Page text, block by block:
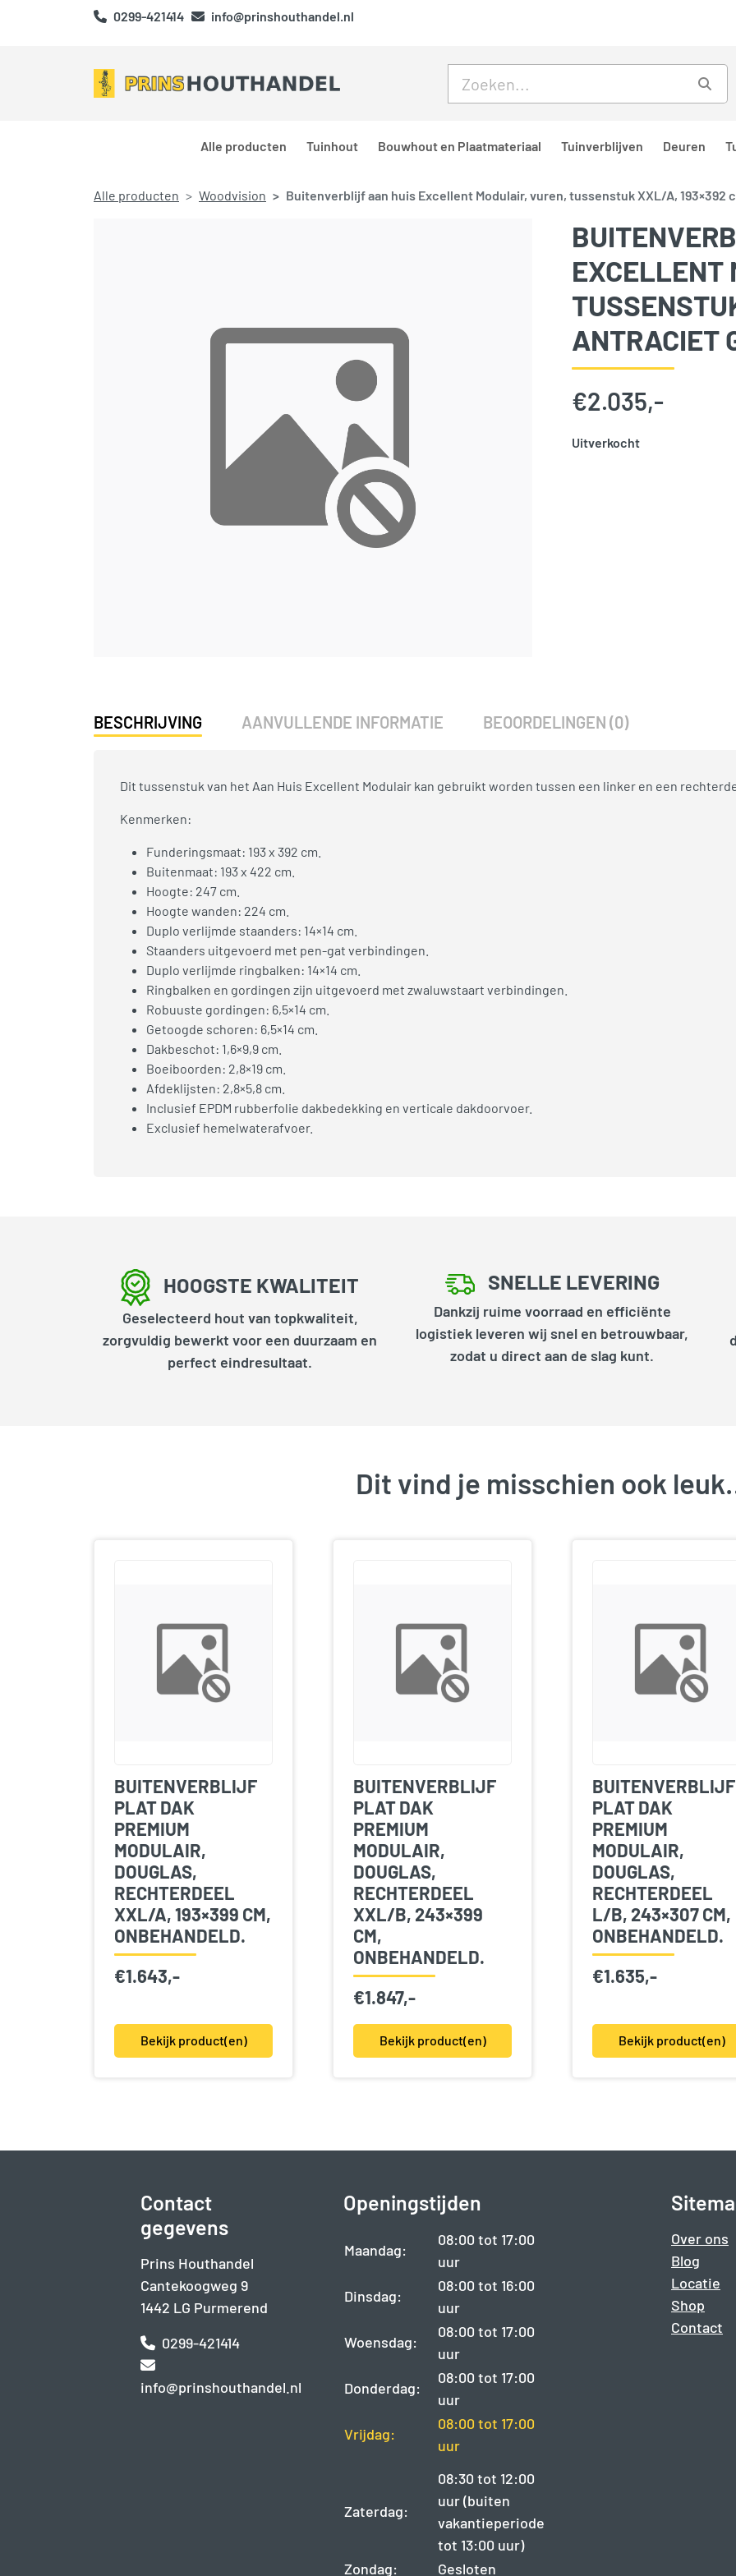
0299-421414 info@prinshouthandel.nl
Alle producten Tuinhout Bouwhout en Plaatmateriaal Tuinverblijven Deuren
Alle producten Woodvision Buitenverblijf aan huis Excellent Modulair, vuren, tussenstuk XXL/A, 193×392
EXCELLENT
ANTRACIET
€2.035,-
Uitverkocht
BESCHRIJVING AANVULLENDE INFORMATIE BEOORDELINGEN (0)
Dit tussenstuk van het Aan Huis Excellent Modulair kan gebruikt worden tussen een linker en een
Kenmerken:
Funderingsmaat: 193 x 392 cm.
Buitenmaat: 193 x 422 cm.
Hoogte: 247 cm.
Hoogte wanden: 224 cm.
Duplo verlijmde staanders: 14×14 cm.
Staanders uitgevoerd met pen-gat verbindingen.
Duplo verlijmde ringbalken: 14×14 cm.
Ringbalken en gordingen zijn uitgevoerd met zwaluwstaart verbindingen.
Robuuste gordingen: 6,5×14 cm.
Getoogde schoren: 6,5×14 cm.
Dakbeschot: 1,6×9,9 cm.
Boeiboorden: 2,8×19 cm.
Afdeklijsten: 2,8×5,8 cm.
Inclusief EPDM rubberfolie dakbedekking en verticale dakdoorvoer.
Exclusief hemelwaterafvoer.
HOOGSTE KWALITEIT
Geselecteerd hout van topkwaliteit,
zorgvuldig bewerkt voor een duurzaam en
perfect eindresultaat.
SNELLE LEVERING
Dankzij ruime voorraad en efficiënte
logistiek leveren wij snel en betrouwbaar,
zodat u direct aan de slag kunt.
Dit vind je misschien ook
BUITENVERBLIJF
PLAT DAK
PREMIUM
MODULAIR,
DOUGLAS,
RECHTERDEEL
XXL/A, 193×399 CM,
ONBEHANDELD.
€1.643,-
Bekijk product(en)
BUITENVERBLIJF
PLAT DAK
PREMIUM
MODULAIR,
DOUGLAS,
RECHTERDEEL
XXL/B, 243×399
CM,
ONBEHANDELD.
€1.847,-
Bekijk product(en)
BUITENVERBLIJF
PLAT DAK
PREMIUM
MODULAIR,
DOUGLAS,
RECHTERDEEL
L/B, 243×307 CM,
ONBEHANDELD.
€1.635,-
Bekijk product(en)
Contact
gegevens
Prins Houthandel
Cantekoogweg 9
1442 LG Purmerend
0299-421414
info@prinshouthandel.nl
Openingstijden
Maandag:
08:00 tot 17:00
uur
Dinsdag:
08:00 tot 16:00
uur
Woensdag:
08:00 tot 17:00
uur
Donderdag:
08:00 tot 17:00
uur
Vrijdag:
08:00 tot 17:00
uur
Zaterdag:
08:30 tot 12:00
uur (buiten
vakantieperiode
tot 13:00 uur)
Zondag:
Gesloten
Over ons
Blog
Locatie
Shop
Contact